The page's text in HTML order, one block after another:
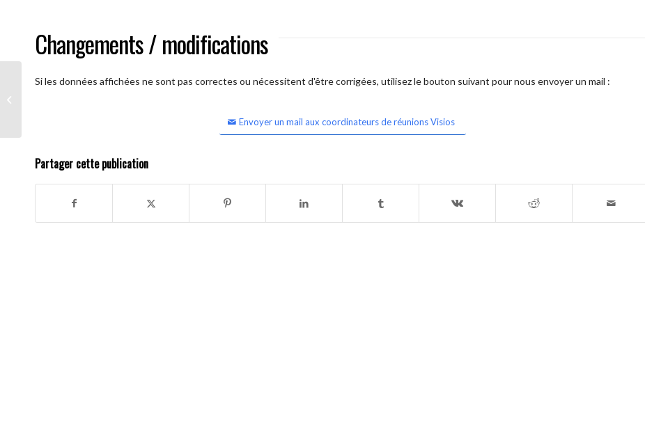
Changements / modifications
Si les données affichées ne sont pas correctes ou nécessitent d'être corrigées, utilisez le bouton suivant pour nous envoyer un mail :
Envoyer un mail aux coordinateurs de réunions Visios
Partager cette publication